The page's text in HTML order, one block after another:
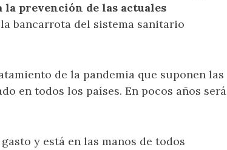
prevención de las actuales
bancarrota del sistema sanitario
de la pandemia que suponen las
en todos los países. En pocos años será
y está en las manos de todos